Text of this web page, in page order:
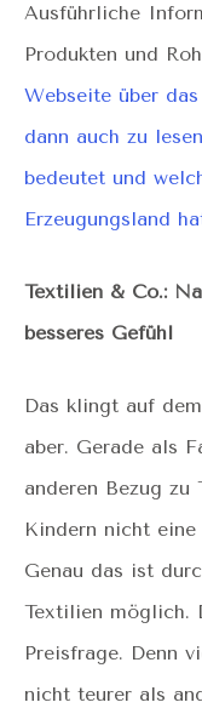
Ausführliche
Produkten und
Webseite über
dann auch zu
bedeutet und
Erzeugungsland
Textilien & Co.:
besseres Gefühl
Das klingt auf
aber. Gerade als
anderen Bezug
Kindern nicht eine
Genau das ist
Textilien möglich.
Preisfrage. Denn
nicht teurer als